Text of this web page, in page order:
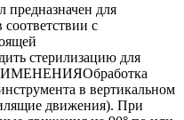
для
с
стерилизацию для
в вертикальном
движения). При